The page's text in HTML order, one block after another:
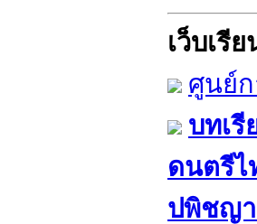
เว็บเรีย
ศูนย์ก
บทเรี
ดนตรีไ
ปพิชญา​